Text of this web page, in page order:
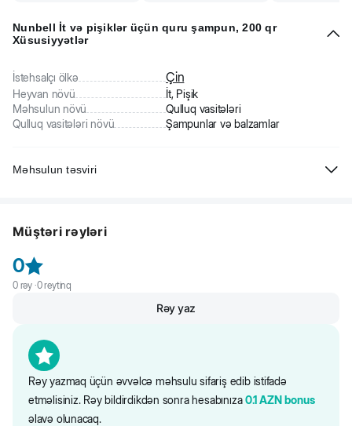
Nunbell İt və pişiklər üçün quru şampun, 200 qr
Xüsusiyyətlər
İstehsalçı ölkə Çin
Heyvan növü
İt, Pişik
Məhsulun növü
Qulluq vasitələri
Qulluq vasitələri növü
Şampunlar və balzamlar
Məhsulun təsviri
danmaz üstünlükləri bunlardır:
- sərin ev və ya kəsilmiş su şəraitində, həmçinin çimdirmə təcili
edilməlidirsə, köməyinizə çatır
uyğundur
Quru şampundan istifadəsinin rahatlığına baxmayaraq heyvanınızı ildə
bir neçə dəfə adi maye şampunla yumalısınız.
Müştəri rəyləri
0
0rəy ·0reytinq
Rəy yazmaq üçün əvvəlcə məhsulu sifariş edib istifadə
etməlisiniz. Rəy bildirdikdən sonra hesabınıza0.1 AZN bonus
əlavə olunacaq.
Rəy yaz